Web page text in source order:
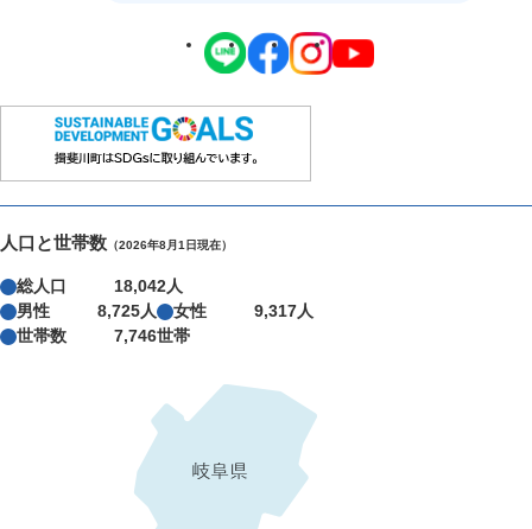
人口と世帯数 （2026年8月1日現在）
総人口
18,042人
男性
8,725人 女性
9,317人
世帯数
7,746世帯